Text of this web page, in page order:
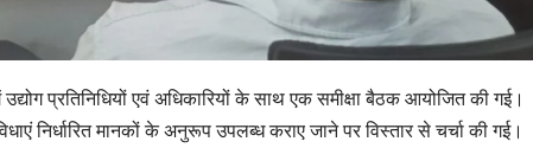
प्रतिनिधियों एवं अधिकारियों के साथ एक समीक्षा बैठक आयोजित की गई।
निर्धारित मानकों के अनुरूप उपलब्ध कराए जाने पर विस्तार से चर्चा की गई।